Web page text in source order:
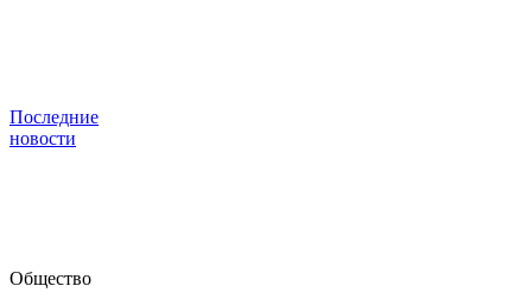
Последние
новости
Общество